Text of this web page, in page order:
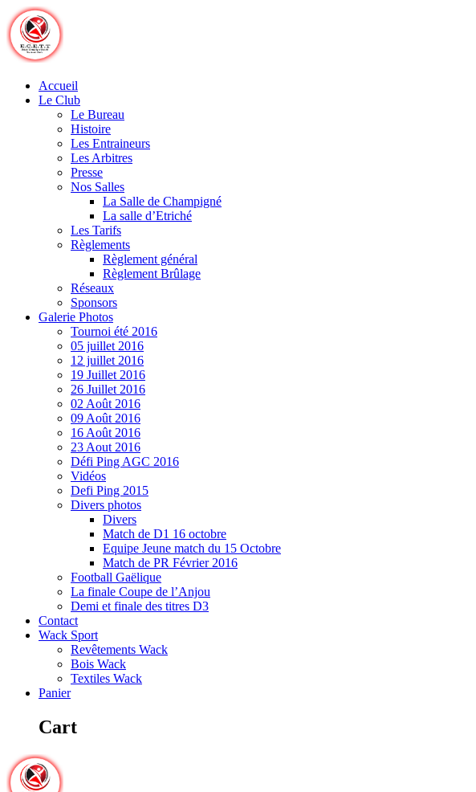
Skip
to
content
Accueil
Le Club
Le Bureau
Histoire
Les Entraineurs
Les Arbitres
Presse
Nos Salles
La Salle de Champigné
La salle d’Etriché
Les Tarifs
Règlements
Règlement général
Règlement Brûlage
Réseaux
Sponsors
Galerie Photos
Tournoi été 2016
05 juillet 2016
12 juillet 2016
19 Juillet 2016
26 Juillet 2016
02 Août 2016
09 Août 2016
16 Août 2016
23 Aout 2016
Défi Ping AGC 2016
Vidéos
Defi Ping 2015
Divers photos
Divers
Match de D1 16 octobre
Equipe Jeune match du 15 Octobre
Match de PR Février 2016
Football Gaëlique
La finale Coupe de l’Anjou
Demi et finale des titres D3
Contact
Wack Sport
Revêtements Wack
Bois Wack
Textiles Wack
Panier
Cart